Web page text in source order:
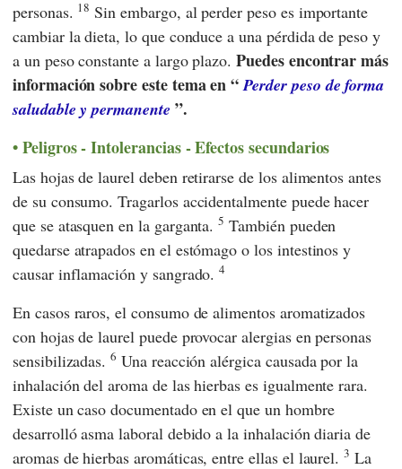
personas. 18 Sin embargo, al perder peso es importante
cambiar la dieta, lo que conduce a una pérdida de peso y
a un peso constante a largo plazo.Puedes encontrar más
información sobre este tema en “Perder peso de forma
saludable y permanente ”.
Peligros - Intolerancias - Efectos secundarios
Las hojas de laurel deben retirarse de los alimentos antes
de su consumo. Tragarlos accidentalmente puede hacer
que se atasquen en la garganta.5 También pueden
quedarse atrapados en el estómago o los intestinos y
causar inflamación y sangrado.4
En casos raros, el consumo de alimentos aromatizados
con hojas de laurel puede provocar alergias en personas
sensibilizadas.6 Una reacción alérgica causada por la
inhalación del aroma de las hierbas es igualmente rara.
Existe un caso documentado en el que un hombre
desarrolló asma laboral debido a la inhalación diaria de
aromas de hierbas aromáticas, entre ellas el laurel.3 La